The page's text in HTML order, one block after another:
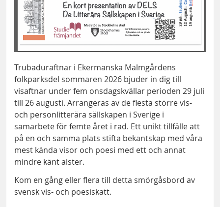
Trubaduraftnar i Ekermanska Malmgårdens
folkparksdel sommaren 2026 bjuder in dig till
visaftnar under fem onsdagskvällar perioden 29 juli
till 26 augusti. Arrangeras av de flesta större vis-
och personlitterära sällskapen i Sverige i
samarbete för femte året i rad. Ett unikt tillfälle att
på en och samma plats stifta bekantskap med våra
mest kända visor och poesi med ett och annat
mindre känt alster.
Kom en gång eller flera till detta smörgåsbord av
svensk vis- och poesiskatt.